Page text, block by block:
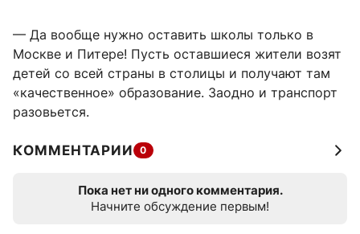
— Да вообще нужно оставить школы только в
Москве и Питере! Пусть оставшиеся жители возят
детей со всей страны в столицы и получают там
«качественное» образование. Заодно и транспорт
разовьется.
КОММЕНТАРИИ 0
Пока нет ни одного комментария.
Начните обсуждение первым!